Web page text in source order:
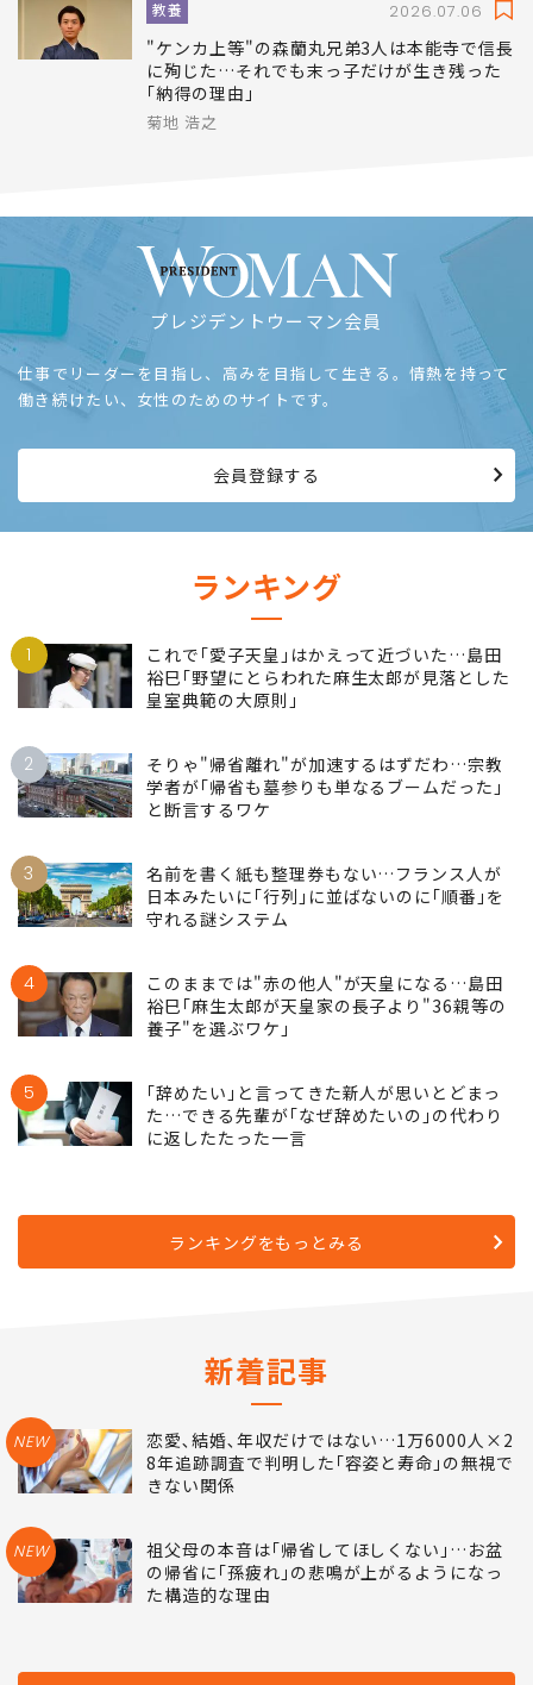
教養 2026.07.06
"ケンカ上等"の森蘭丸兄弟3人は本能寺で信長
に殉じた…それでも末っ子だけが生き残った
｢納得の理由｣
菊地 浩之
プレジデントウーマン会員
仕事でリーダーを目指し、高みを目指して生きる。情熱を持って
働き続けたい、女性のためのサイトです。
会員登録する
ランキング
1
これで｢愛子天皇｣はかえって近づいた…島田
裕巳｢野望にとらわれた麻生太郎が見落とした
皇室典範の大原則｣
2
そりゃ"帰省離れ"が加速するはずだわ…宗教
学者が｢帰省も墓参りも単なるブームだった｣
と断言するワケ
3
名前を書く紙も整理券もない…フランス人が
日本みたいに｢行列｣に並ばないのに｢順番｣を
守れる謎システム
4
このままでは"赤の他人"が天皇になる…島田
裕巳｢麻生太郎が天皇家の長子より"36親等の
養子"を選ぶワケ｣
5
｢辞めたい｣と言ってきた新人が思いとどまっ
た…できる先輩が｢なぜ辞めたいの｣の代わり
に返したたった一言
ランキングをもっとみる
新着記事
NEW
恋愛､結婚､年収だけではない…1万6000人×2
8年追跡調査で判明した｢容姿と寿命｣の無視で
きない関係
NEW
祖父母の本音は｢帰省してほしくない｣…お盆
の帰省に｢孫疲れ｣の悲鳴が上がるようになっ
た構造的な理由